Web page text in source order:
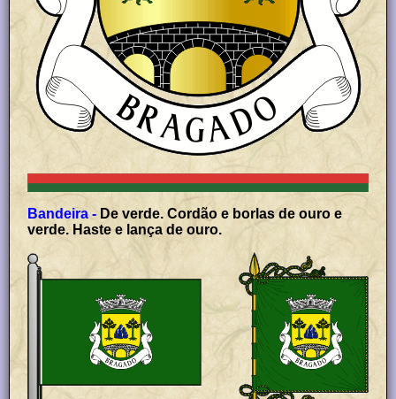
Bandeira - De verde. Cordão e borlas de ouro e
verde. Haste e lança de ouro.